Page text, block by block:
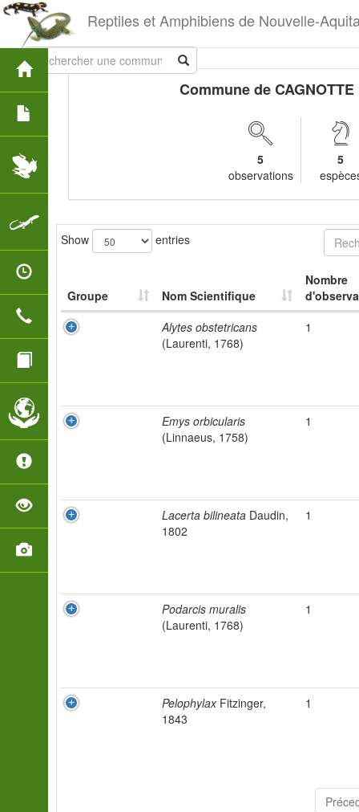
Reptiles et Amphibiens de Nouvelle-
Commune de CAGNOTTE
5
observations
5
Show entries
Groupe Nom Scientifique
Nombre
Alytes obstetricans
(Laurenti, 1768)
1
Emys orbicularis
(Linnaeus, 1758)
1
Lacerta bilineata Daudin,
1802
1
Podarcis muralis
(Laurenti, 1768)
1
PelophylaxFitzinger,
1843
1